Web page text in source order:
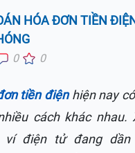
HÓA ĐƠN TIỀN
0 0
tiền điệnhiện nay
cách khác nhau.
ví điện tử đang